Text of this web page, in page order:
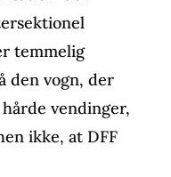
temmelig
den vogn, der
vendinger,
ikke, at DFF